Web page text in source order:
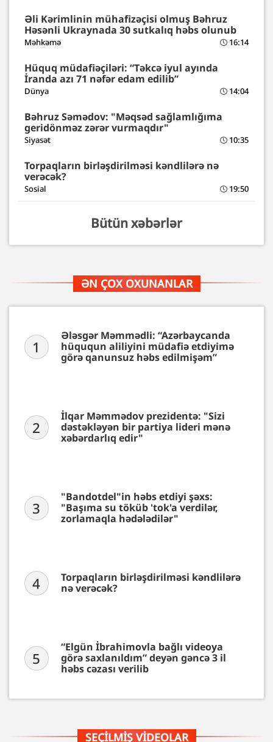
Əli Kərimlinin mühafizəçisi olmuş Bəhruz
Həsənli Ukraynada 30 sutkalıq həbs olunub
Məhkəmə 16:14
Hüquq müdafiəçiləri: “Təkcə iyul ayında
İranda azı 71 nəfər edam edilib”
Dünya 14:04
Bəhruz Səmədov: "Məqsəd sağlamlığıma
geridönməz zərər vurmaqdır"
Siyasət 10:35
Torpaqların birləşdirilməsi kəndlilərə nə
verəcək?
Sosial 19:50
Bütün xəbərlər
ƏN ÇOX OXUNANLAR
1
Ələsgər Məmmədli: “Azərbaycanda
hüququn aliliyini müdafiə etdiyimə
görə qanunsuz həbs edilmişəm”
2
İlqar Məmmədov prezidentə: "Sizi
dəstəkləyən bir partiya lideri mənə
xəbərdarlıq edir"
3
"Bandotdel"in həbs etdiyi şəxs:
"Başıma su töküb 'tok'a verdilər,
zorlamaqla hədələdilər"
4
Torpaqların birləşdirilməsi kəndlilərə
nə verəcək?
5
“Elgün İbrahimovla bağlı videoya
görə saxlanıldım” deyən gəncə 3 il
həbs cəzası verilib
SEÇILMIŞ VIDEOLAR